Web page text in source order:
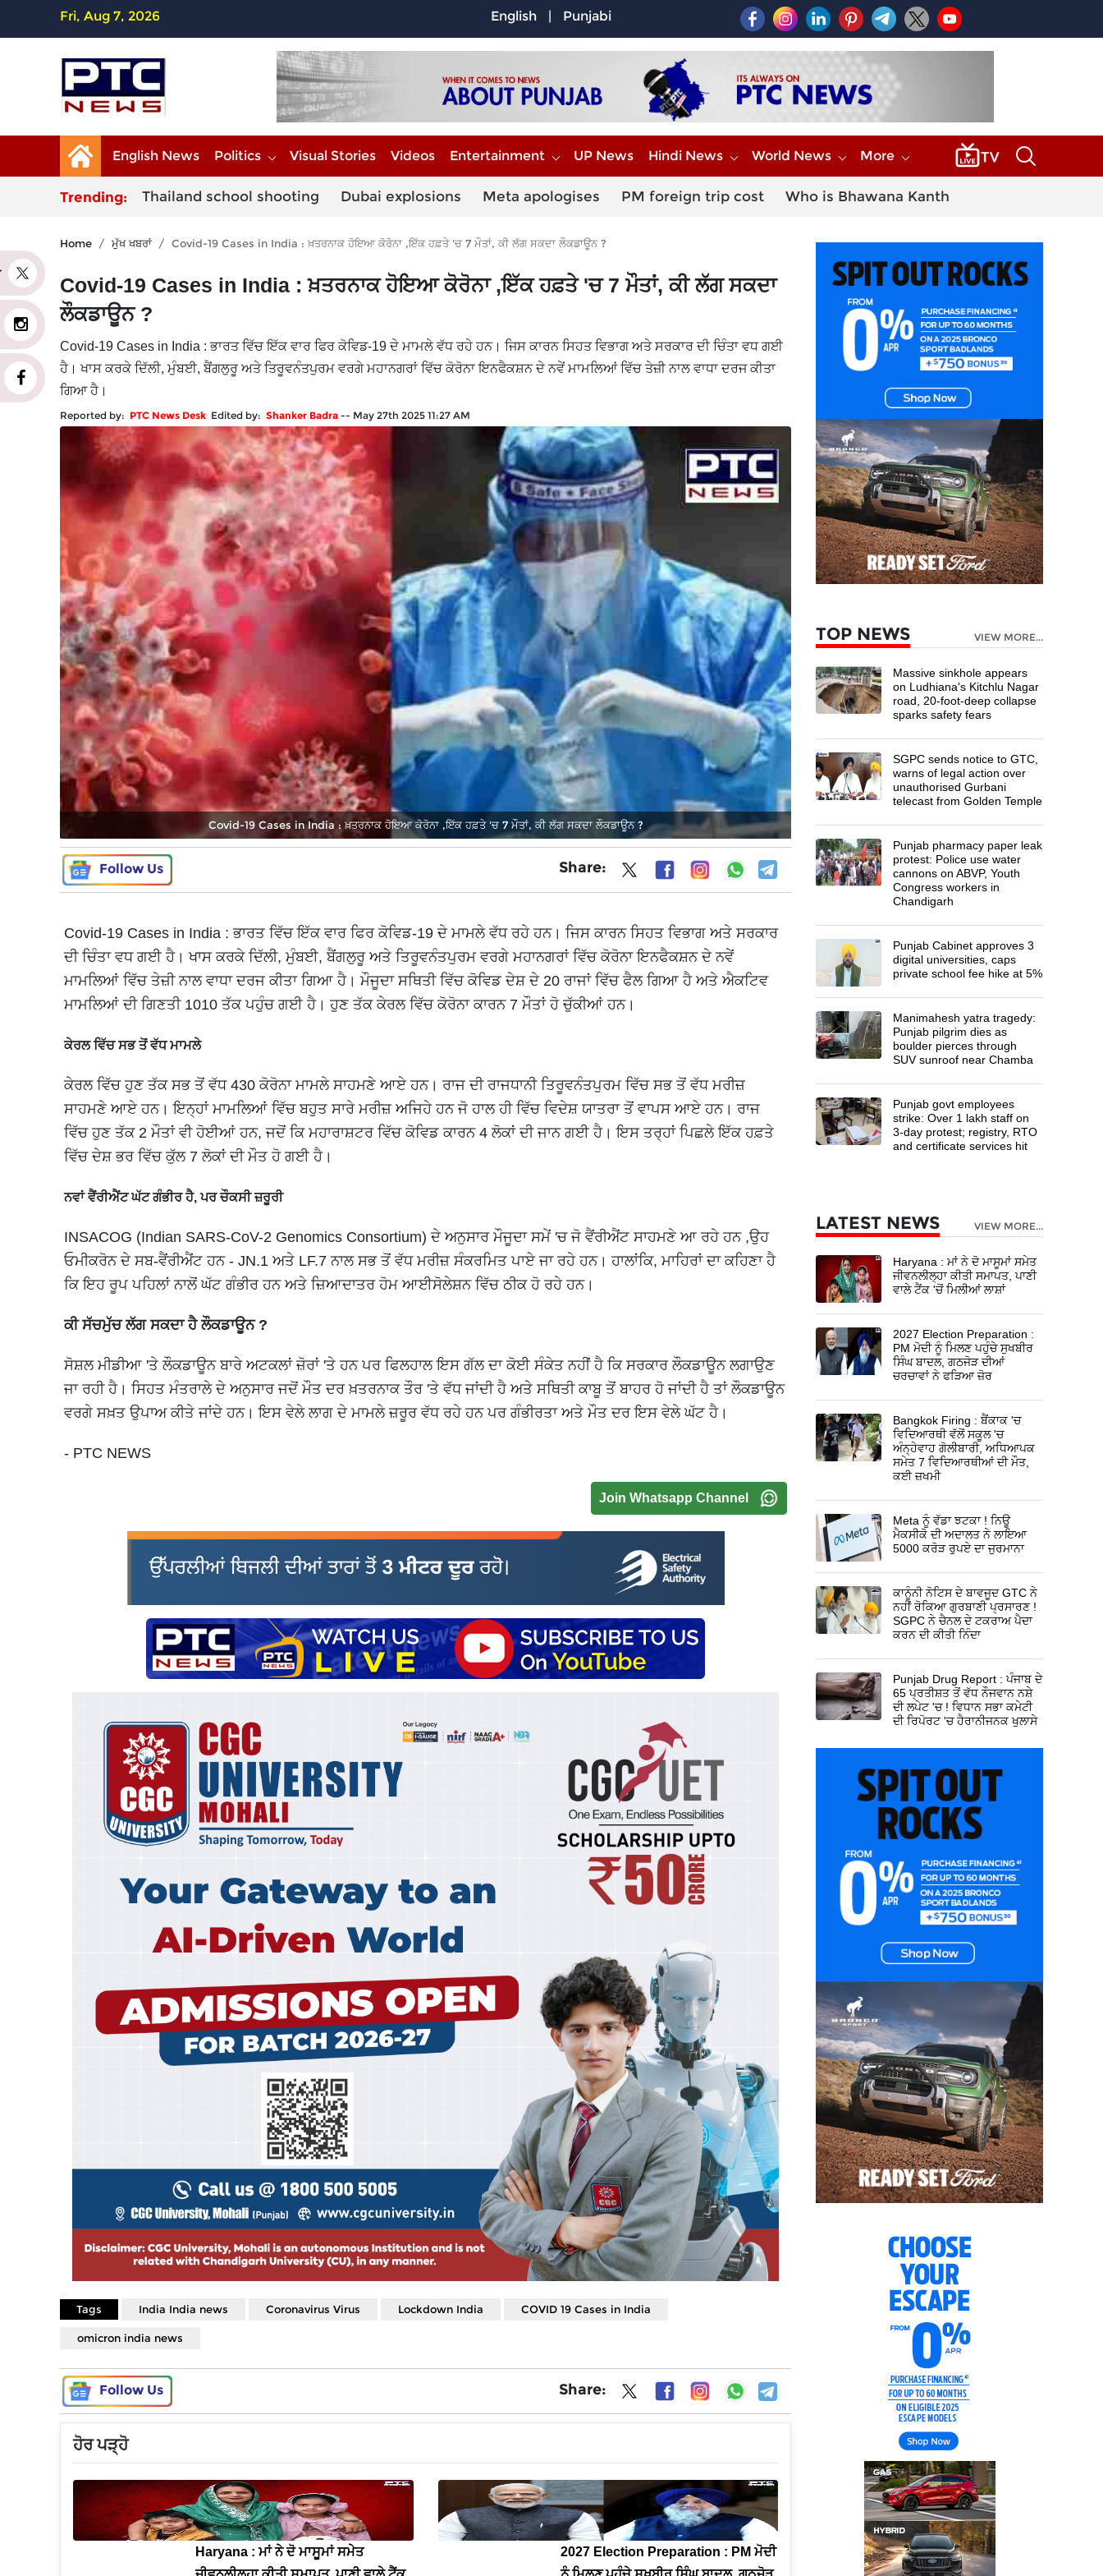
Fri, Aug 7, 2026 English | Punjabi
English News Politics Visual Stories Videos Entertainment UP News Hindi News World News More
Trending: Thailand school shooting Dubai explosions Meta apologises PM foreign trip cost Who is Bhawana Kanth
Home ਮੁੱਖ ਖਬਰਾਂ Covid-19 Cases in India : ਖ਼ਤਰਨਾਕ ਹੋਇਆ ਕੋਰੋਨਾ ,ਇੱਕ ਹਫ਼ਤੇ 'ਚ 7 ​​ਮੌਤਾਂ, ਕੀ ਲੱਗ ਸਕਦਾ ਲੌਕਡਾਊਨ ?
Covid-19 Cases in India : ਖ਼ਤਰਨਾਕ ਹੋਇਆ ਕੋਰੋਨਾ ,ਇੱਕ ਹਫ਼ਤੇ 'ਚ 7 ​​ਮੌਤਾਂ, ਕੀ ਲੱਗ ਸਕਦਾ
ਲੌਕਡਾਊਨ ?
Covid-19 Cases in India : ਭਾਰਤ ਵਿੱਚ ਇੱਕ ਵਾਰ ਫਿਰ ਕੋਵਿਡ-19 ਦੇ ਮਾਮਲੇ ਵੱਧ ਰਹੇ ਹਨ। ਜਿਸ ਕਾਰਨ ਸਿਹਤ ਵਿਭਾਗ ਅਤੇ ਸਰਕਾਰ ਦੀ ਚਿੰਤਾ ਵਧ ਗਈ
ਹੈ। ਖਾਸ ਕਰਕੇ ਦਿੱਲੀ, ਮੁੰਬਈ, ਬੈਂਗਲੁਰੂ ਅਤੇ ਤਿਰੂਵਨੰਤਪੁਰਮ ਵਰਗੇ ਮਹਾਨਗਰਾਂ ਵਿੱਚ ਕੋਰੋਨਾ ਇਨਫੈਕਸ਼ਨ ਦੇ ਨਵੇਂ ਮਾਮਲਿਆਂ ਵਿੱਚ ਤੇਜ਼ੀ ਨਾਲ ਵਾਧਾ ਦਰਜ ਕੀਤਾ
ਗਿਆ ਹੈ।
Reported by: PTC News Desk Edited by: Shanker Badra -- May 27th 2025 11:27 AM
Covid-19 Cases in India : ਖ਼ਤਰਨਾਕ ਹੋਇਆ ਕੋਰੋਨਾ ,ਇੱਕ ਹਫ਼ਤੇ 'ਚ 7 ​​ਮੌਤਾਂ, ਕੀ ਲੱਗ ਸਕਦਾ ਲੌਕਡਾਊਨ ?
Follow Us Share:
Covid-19 Cases in India : ਭਾਰਤ ਵਿੱਚ ਇੱਕ ਵਾਰ ਫਿਰ ਕੋਵਿਡ-19 ਦੇ ਮਾਮਲੇ ਵੱਧ ਰਹੇ ਹਨ। ਜਿਸ ਕਾਰਨ ਸਿਹਤ ਵਿਭਾਗ ਅਤੇ ਸਰਕਾਰ
ਦੀ ਚਿੰਤਾ ਵਧ ਗਈ ਹੈ। ਖਾਸ ਕਰਕੇ ਦਿੱਲੀ, ਮੁੰਬਈ, ਬੈਂਗਲੁਰੂ ਅਤੇ ਤਿਰੂਵਨੰਤਪੁਰਮ ਵਰਗੇ ਮਹਾਨਗਰਾਂ ਵਿੱਚ ਕੋਰੋਨਾ ਇਨਫੈਕਸ਼ਨ ਦੇ ਨਵੇਂ
ਮਾਮਲਿਆਂ ਵਿੱਚ ਤੇਜ਼ੀ ਨਾਲ ਵਾਧਾ ਦਰਜ ਕੀਤਾ ਗਿਆ ਹੈ। ਮੌਜੂਦਾ ਸਥਿਤੀ ਵਿੱਚ ਕੋਵਿਡ ਦੇਸ਼ ਦੇ 20 ਰਾਜਾਂ ਵਿੱਚ ਫੈਲ ਗਿਆ ਹੈ ਅਤੇ ਐਕਟਿਵ
ਮਾਮਲਿਆਂ ਦੀ ਗਿਣਤੀ 1010 ਤੱਕ ਪਹੁੰਚ ਗਈ ਹੈ। ਹੁਣ ਤੱਕ ਕੇਰਲ ਵਿੱਚ ਕੋਰੋਨਾ ਕਾਰਨ 7 ਮੌਤਾਂ ਹੋ ਚੁੱਕੀਆਂ ਹਨ।
ਕੇਰਲ ਵਿੱਚ ਸਭ ਤੋਂ ਵੱਧ ਮਾਮਲੇ
ਕੇਰਲ ਵਿੱਚ ਹੁਣ ਤੱਕ ਸਭ ਤੋਂ ਵੱਧ 430 ਕੋਰੋਨਾ ਮਾਮਲੇ ਸਾਹਮਣੇ ਆਏ ਹਨ। ਰਾਜ ਦੀ ਰਾਜਧਾਨੀ ਤਿਰੂਵਨੰਤਪੁਰਮ ਵਿੱਚ ਸਭ ਤੋਂ ਵੱਧ ਮਰੀਜ਼
ਸਾਹਮਣੇ ਆਏ ਹਨ। ਇਨ੍ਹਾਂ ਮਾਮਲਿਆਂ ਵਿੱਚ ਬਹੁਤ ਸਾਰੇ ਮਰੀਜ਼ ਅਜਿਹੇ ਹਨ ਜੋ ਹਾਲ ਹੀ ਵਿੱਚ ਵਿਦੇਸ਼ ਯਾਤਰਾ ਤੋਂ ਵਾਪਸ ਆਏ ਹਨ। ਰਾਜ
ਵਿੱਚ ਹੁਣ ਤੱਕ 2 ਮੌਤਾਂ ਵੀ ਹੋਈਆਂ ਹਨ, ਜਦੋਂ ਕਿ ਮਹਾਰਾਸ਼ਟਰ ਵਿੱਚ ਕੋਵਿਡ ਕਾਰਨ 4 ਲੋਕਾਂ ਦੀ ਜਾਨ ਗਈ ਹੈ। ਇਸ ਤਰ੍ਹਾਂ ਪਿਛਲੇ ਇੱਕ ਹਫ਼ਤੇ
ਵਿੱਚ ਦੇਸ਼ ਭਰ ਵਿੱਚ ਕੁੱਲ 7 ਲੋਕਾਂ ਦੀ ਮੌਤ ਹੋ ਗਈ ਹੈ।
ਨਵਾਂ ਵੈਂਰੀਐਂਟ ਘੱਟ ਗੰਭੀਰ ਹੈ, ਪਰ ਚੌਕਸੀ ਜ਼ਰੂਰੀ
INSACOG (Indian SARS-CoV-2 Genomics Consortium) ਦੇ ਅਨੁਸਾਰ ਮੌਜੂਦਾ ਸਮੇਂ 'ਚ ਜੋ ਵੈਂਰੀਐਂਟ ਸਾਹਮਣੇ ਆ ਰਹੇ ਹਨ ,ਉਹ
ਓਮੀਕਰੋਨ ਦੇ ਸਬ-ਵੈਂਰੀਐਂਟ ਹਨ - JN.1 ਅਤੇ LF.7 ਨਾਲ ਸਭ ਤੋਂ ਵੱਧ ਮਰੀਜ਼ ਸੰਕਰਮਿਤ ਪਾਏ ਜਾ ਰਹੇ ਹਨ। ਹਾਲਾਂਕਿ, ਮਾਹਿਰਾਂ ਦਾ ਕਹਿਣਾ ਹੈ
ਕਿ ਇਹ ਰੂਪ ਪਹਿਲਾਂ ਨਾਲੋਂ ਘੱਟ ਗੰਭੀਰ ਹਨ ਅਤੇ ਜ਼ਿਆਦਾਤਰ ਹੋਮ ਆਈਸੋਲੇਸ਼ਨ ਵਿੱਚ ਠੀਕ ਹੋ ਰਹੇ ਹਨ।
ਕੀ ਸੱਚਮੁੱਚ ਲੱਗ ਸਕਦਾ ਹੈ ਲੌਕਡਾਊਨ ?
ਸੋਸ਼ਲ ਮੀਡੀਆ 'ਤੇ ਲੌਕਡਾਊਨ ਬਾਰੇ ਅਟਕਲਾਂ ਜ਼ੋਰਾਂ 'ਤੇ ਹਨ ਪਰ ਫਿਲਹਾਲ ਇਸ ਗੱਲ ਦਾ ਕੋਈ ਸੰਕੇਤ ਨਹੀਂ ਹੈ ਕਿ ਸਰਕਾਰ ਲੌਕਡਾਊਨ ਲਗਾਉਣ
ਜਾ ਰਹੀ ਹੈ। ਸਿਹਤ ਮੰਤਰਾਲੇ ਦੇ ਅਨੁਸਾਰ ਜਦੋਂ ਮੌਤ ਦਰ ਖ਼ਤਰਨਾਕ ਤੌਰ 'ਤੇ ਵੱਧ ਜਾਂਦੀ ਹੈ ਅਤੇ ਸਥਿਤੀ ਕਾਬੂ ਤੋਂ ਬਾਹਰ ਹੋ ਜਾਂਦੀ ਹੈ ਤਾਂ ਲੌਕਡਾਊਨ
ਵਰਗੇ ਸਖ਼ਤ ਉਪਾਅ ਕੀਤੇ ਜਾਂਦੇ ਹਨ। ਇਸ ਵੇਲੇ ਲਾਗ ਦੇ ਮਾਮਲੇ ਜ਼ਰੂਰ ਵੱਧ ਰਹੇ ਹਨ ਪਰ ਗੰਭੀਰਤਾ ਅਤੇ ਮੌਤ ਦਰ ਇਸ ਵੇਲੇ ਘੱਟ ਹੈ।
- PTC NEWS
Join Whatsapp Channel
Tags India India news Coronavirus Virus Lockdown India COVID 19 Cases in India
omicron india news
Follow Us Share:
ਹੋਰ ਪੜ੍ਹੋ
Haryana : ਮਾਂ ਨੇ ਦੋ ਮਾਸੂਮਾਂ ਸਮੇਤ
2027 Election Preparation : PM ਮੋਦੀ
TOP NEWS VIEW MORE...
Massive sinkhole appears
on Ludhiana's Kitchlu Nagar
road, 20-foot-deep collapse
sparks safety fears
SGPC sends notice to GTC,
warns of legal action over
unauthorised Gurbani
telecast from Golden Temple
Punjab pharmacy paper leak
protest: Police use water
cannons on ABVP, Youth
Congress workers in
Chandigarh
Punjab Cabinet approves 3
digital universities, caps
private school fee hike at 5%
Manimahesh yatra tragedy:
Punjab pilgrim dies as
boulder pierces through
SUV sunroof near Chamba
Punjab govt employees
strike: Over 1 lakh staff on
3-day protest; registry, RTO
and certificate services hit
LATEST NEWS VIEW MORE...
Haryana : ਮਾਂ ਨੇ ਦੋ ਮਾਸੂਮਾਂ ਸਮੇਤ
ਜੀਵਨਲੀਲ੍ਹਾ ਕੀਤੀ ਸਮਾਪਤ, ਪਾਣੀ
ਵਾਲੇ ਟੈਂਕ 'ਚੋਂ ਮਿਲੀਆਂ ਲਾਸ਼ਾਂ
2027 Election Preparation :
PM ਮੋਦੀ ਨੂੰ ਮਿਲਣ ਪਹੁੰਚੇ ਸੁਖਬੀਰ
ਸਿੰਘ ਬਾਦਲ, ਗਠਜੋੜ ਦੀਆਂ
ਚਰਚਾਵਾਂ ਨੇ ਫੜਿਆ ਜ਼ੋਰ
Bangkok Firing : ਬੈਂਕਾਕ 'ਚ
ਵਿਦਿਆਰਥੀ ਵੱਲੋਂ ਸਕੂਲ 'ਚ
ਅੰਨ੍ਹੇਵਾਹ ਗੋਲੀਬਾਰੀ, ਅਧਿਆਪਕ
ਸਮੇਤ 7 ਵਿਦਿਆਰਥੀਆਂ ਦੀ ਮੌਤ,
ਕਈ ਜ਼ਖਮੀ
Meta ਨੂੰ ਵੱਡਾ ਝਟਕਾ ! ਨਿਊ
ਮੈਕਸੀਕੋ ਦੀ ਅਦਾਲਤ ਨੇ ਲਾਇਆ
5000 ਕਰੋੜ ਰੁਪਏ ਦਾ ਜੁਰਮਾਨਾ
ਕਾਨੂੰਨੀ ਨੋਟਿਸ ਦੇ ਬਾਵਜੂਦ GTC ਨੇ
ਨਹੀਂ ਰੋਕਿਆ ਗੁਰਬਾਣੀ ਪ੍ਰਸਾਰਣ !
SGPC ਨੇ ਚੈਨਲ ਦੇ ਟਕਰਾਅ ਪੈਦਾ
ਕਰਨ ਦੀ ਕੀਤੀ ਨਿੰਦਾ
Punjab Drug Report : ਪੰਜਾਬ ਦੇ
65 ਪ੍ਰਤੀਸ਼ਤ ਤੋਂ ਵੱਧ ਨੌਜਵਾਨ ਨਸ਼ੇ
ਦੀ ਲਪੇਟ 'ਚ ! ਵਿਧਾਨ ਸਭਾ ਕਮੇਟੀ
ਦੀ ਰਿਪੋਰਟ 'ਚ ਹੈਰਾਨੀਜਨਕ ਖੁਲਾਸੇ